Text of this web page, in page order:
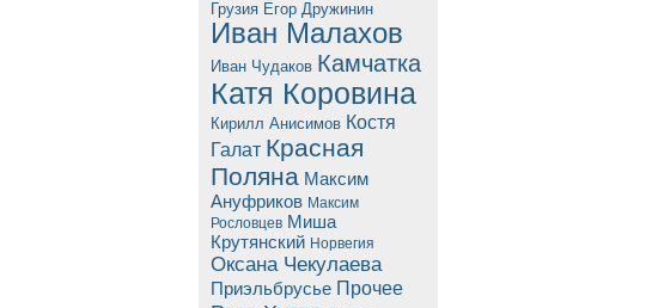
Грузия Егор Дружинин
Иван Малахов
Иван Чудаков Камчатка
Катя Коровина
Кирилл Анисимов Костя
Галат Красная
Поляна Максим
Ануфриков Максим
Рословцев Миша
Крутянский Норвегия
Оксана Чекулаева
Приэльбрусье Прочее